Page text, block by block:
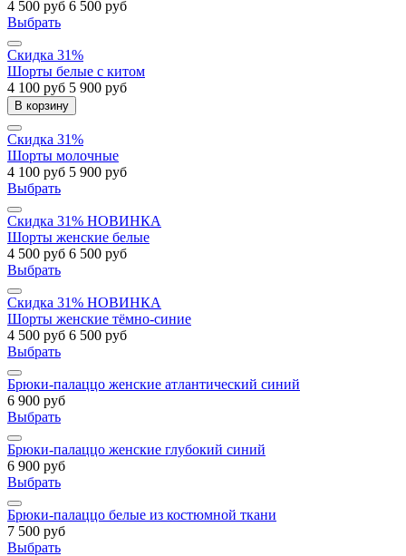
4 500 руб 6 500 руб
Выбрать
Скидка 31%
Шорты белые с китом
4 100 руб 5 900 руб
В корзину
Скидка 31%
Шорты молочные
4 100 руб 5 900 руб
Выбрать
Скидка 31% НОВИНКА
Шорты женские белые
4 500 руб 6 500 руб
Выбрать
Скидка 31% НОВИНКА
Шорты женские тёмно-синие
4 500 руб 6 500 руб
Выбрать
Брюки-палаццо женские атлантический синий
6 900 руб
Выбрать
Брюки-палаццо женские глубокий синий
6 900 руб
Выбрать
Брюки-палаццо белые из костюмной ткани
7 500 руб
Выбрать